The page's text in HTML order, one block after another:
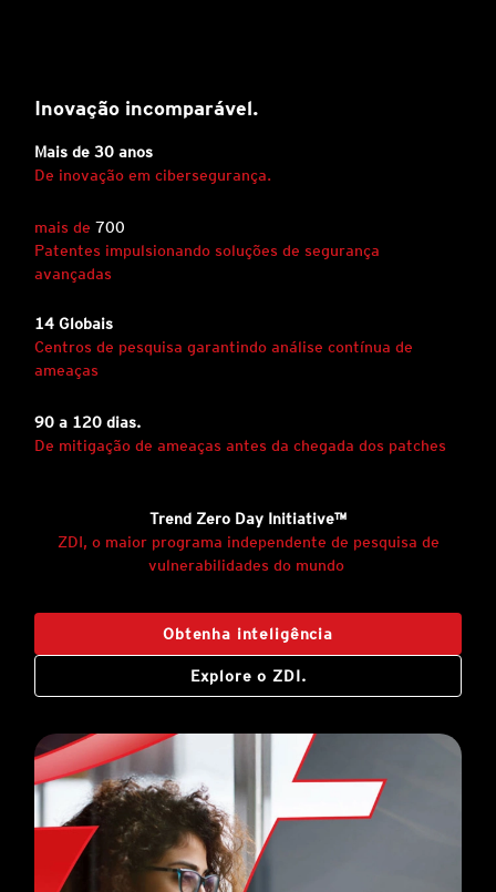
Inovação incomparável.
Mais de 30 anos
De inovação em cibersegurança.
mais de 700
Patentes impulsionando soluções de segurança
avançadas
14 Globais
Centros de pesquisa garantindo análise contínua de
ameaças
90 a 120 dias.
De mitigação de ameaças antes da chegada dos patches
Trend Zero Day Initiative™
ZDI, o maior programa independente de pesquisa de
vulnerabilidades do mundo
Obtenha inteligência
Explore o ZDI.